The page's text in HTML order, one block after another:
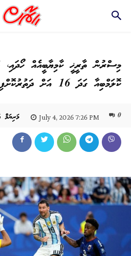
މިސްރުން ތާރީޚީ ކާމިޔާބީއެއް ހޯދައި،
ކޮލަމްބިއާ ގަދަ 16 އަށް ދަތުރުކޮށްފި
މަރިޔަމް July 4, 2026 7:26 PM 0